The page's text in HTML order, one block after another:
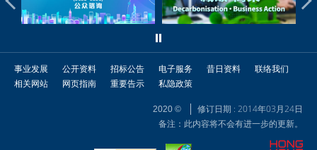
事业发展 公开资料 招标公告 电子服务 昔日资料
联络我们
相关网站
网页指南 重要告示 私隐政策
2020 ©
修订日期 : 2014年03月24日
备注：此内容将不会有进一步的更新。